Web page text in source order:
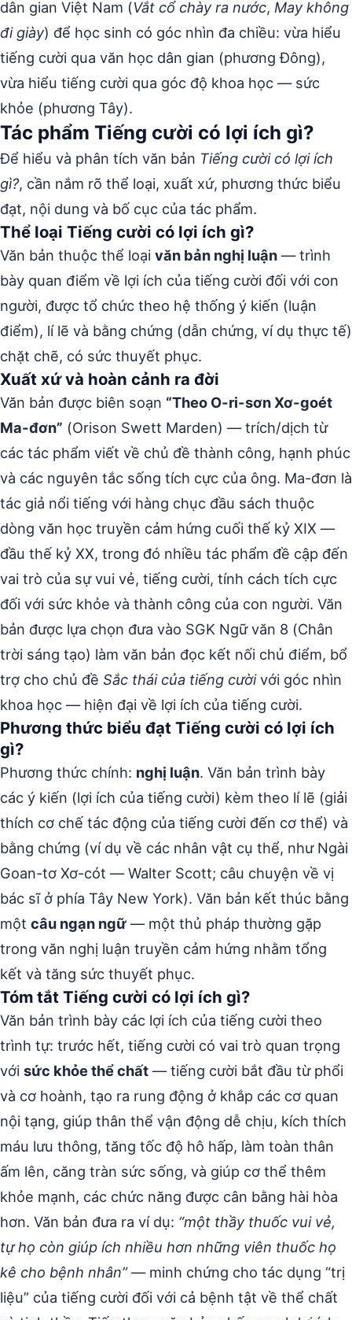
dân gian Việt Nam (Vắt cổ chày ra nước, May không
đi giày) để học sinh có góc nhìn đa chiều: vừa hiểu
tiếng cười qua văn học dân gian (phương Đông),
vừa hiểu tiếng cười qua góc độ khoa học — sức
khỏe (phương Tây).
Tác phẩm Tiếng cười có lợi ích gì?
Để hiểu và phân tích văn bản Tiếng cười có lợi ích
gì?, cần nắm rõ thể loại, xuất xứ, phương thức biểu
đạt, nội dung và bố cục của tác phẩm.
Thể loại Tiếng cười có lợi ích gì?
Văn bản thuộc thể loại văn bản nghị luận — trình
bày quan điểm về lợi ích của tiếng cười đối với con
người, được tổ chức theo hệ thống ý kiến (luận
điểm), lí lẽ và bằng chứng (dẫn chứng, ví dụ thực tế)
chặt chẽ, có sức thuyết phục.
Xuất xứ và hoàn cảnh ra đời
Văn bản được biên soạn “Theo O-ri-sơn Xơ-goét
Ma-đơn” (Orison Swett Marden) — trích/dịch từ
các tác phẩm viết về chủ đề thành công, hạnh phúc
và các nguyên tắc sống tích cực của ông. Ma-đơn là
tác giả nổi tiếng với hàng chục đầu sách thuộc
dòng văn học truyền cảm hứng cuối thế kỷ XIX —
đầu thế kỷ XX, trong đó nhiều tác phẩm đề cập đến
vai trò của sự vui vẻ, tiếng cười, tính cách tích cực
đối với sức khỏe và thành công của con người. Văn
bản được lựa chọn đưa vào SGK Ngữ văn 8 (Chân
trời sáng tạo) làm văn bản đọc kết nối chủ điểm, bổ
trợ cho chủ đề Sắc thái của tiếng cườivới góc nhìn
khoa học — hiện đại về lợi ích của tiếng cười.
Phương thức biểu đạt Tiếng cười có lợi ích
gì?
Phương thức chính: nghị luận. Văn bản trình bày
các ý kiến (lợi ích của tiếng cười) kèm theo lí lẽ (giải
thích cơ chế tác động của tiếng cười đến cơ thể) và
bằng chứng (ví dụ về các nhân vật cụ thể, như Ngài
Goan-tơ Xơ-cót — Walter Scott; câu chuyện về vị
bác sĩ ở phía Tây New York). Văn bản kết thúc bằng
một câu ngạn ngữ — một thủ pháp thường gặp
trong văn nghị luận truyền cảm hứng nhằm tổng
kết và tăng sức thuyết phục.
Tóm tắt Tiếng cười có lợi ích gì?
Văn bản trình bày các lợi ích của tiếng cười theo
trình tự: trước hết, tiếng cười có vai trò quan trọng
với sức khỏe thể chất — tiếng cười bắt đầu từ phổi
và cơ hoành, tạo ra rung động ở khắp các cơ quan
nội tạng, giúp thân thể vận động dễ chịu, kích thích
máu lưu thông, tăng tốc độ hô hấp, làm toàn thân
ấm lên, căng tràn sức sống, và giúp cơ thể thêm
khỏe mạnh, các chức năng được cân bằng hài hòa
hơn. Văn bản đưa ra ví dụ: “một thầy thuốc vui vẻ,
tự họ còn giúp ích nhiều hơn những viên thuốc họ
kê cho bệnh nhân”— minh chứng cho tác dụng “trị
liệu” của tiếng cười đối với cả bệnh tật về thể chất